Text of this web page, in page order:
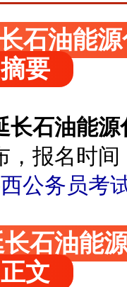
石油能
要
长石油能
，报名时
公务员考
长石油能
文